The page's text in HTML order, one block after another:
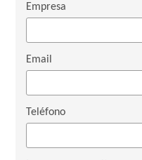
Empresa
Email
Teléfono